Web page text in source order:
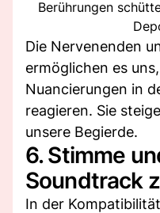
Berührungen
Die Nervenenden
ermöglichen es
Nuancierungen in
reagieren. Sie
unsere Begierde.
6. Stimme
Soundtrack
In der